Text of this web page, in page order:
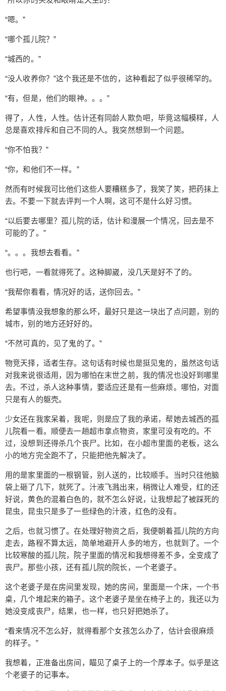
“嗯。”
“哪个孤儿院？”
“城西的。”
“没人收养你？”这个我还是不信的，这种看起了似乎很稀罕的。
“有，但是，他们的眼神。。。”
得了，人性，人性。估计还有同龄人欺负吧，毕竟这幅模样，人
总是喜欢排斥和自己不同的人。我突然想到一个问题。
“你不怕我？”
“你，和他们不一样。”
然而有时候我可比他们这些人要糟糕多了，我笑了笑，把药抹上
去。不要一下就去评判一个人啊，这可不是什么好习惯。
“以后要去哪里？孤儿院的话，估计和漫展一个情况，回去是不
可能的了。”
“。。。我想去看看。”
也行吧，一看就得死了。这种脚崴，没几天是好不了的。
“我帮你看看，情况好的话，送你回去。”
希望事情没我想象的那么坏，最好只是这一块出了点问题，别的
城市，别的地方还好好的。
“不然可真的，见了鬼的了。”
物竞天择，适者生存。这句话有时候也是挺见鬼的，虽然这句话
对我来说很适用，因为哪怕在末世之前，我的情况也没好到哪里
去。不过，杀人这种事情，要适应还是有一些麻烦。哪怕，对面
只是有人的躯壳。
少女还在我家呆着，我呢，则是应了我的承诺，帮她去城西的孤
儿院看一看。顺便去一趟超市拿点物资，家里可没有吃的。不
过，没想到还得杀几个丧尸。比如，在小超市里面的老板，这么
小的地方完全跑不了，只能把他先解决了。
用的是家里面的一根钢管，别人送的，比较顺手。当时只往他脑
袋上砸了几下，就死了。汁液飞溅出来，稍微让人难受，红的还
好说，黄色的混着白色的，就不怎么好说，让我想起了被踩死的
昆虫，昆虫只是多了一些绿色的汁液，红色的没有。
之后，也就习惯了。在处理好物资之后，我便朝着孤儿院的方向
走去，路程不算太远，简单地避开人多的地方，也就到了。一个
比较寒酸的孤儿院，院子里面的情况和我想得差不多，全变成了
丧尸。那些小孩，还有孤儿院的院长，一个老婆子。
这个老婆子是在房间里发现，她的房间，里面是一个床，一个书
桌，几个堆起来的箱子。这个老婆子是坐在椅子上的，我还以为
她没变成丧尸，结果，也一样，也只好把她杀了。
“看来情况不怎么好，就得看那个女孩怎么办了，估计会很麻烦
的样子。”
我想着，正准备出房间，瞄见了桌子上的一个厚本子。似乎是这
个老婆子的记事本。